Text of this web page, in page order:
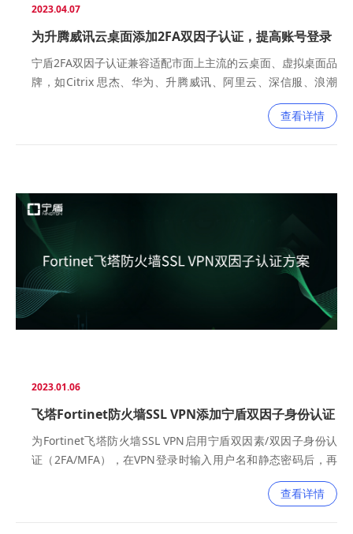
2023.04.07
为升腾威讯云桌面添加2FA双因子认证，提高账号登录
安全性
宁盾2FA双因子认证兼容适配市面上主流的云桌面、虚拟桌面品
牌，如Citrix 思杰、华为、升腾威讯、阿里云、深信服、浪潮
云等，丰富的云桌面2FA双因子认证解决方案与落地应用助力企
查看详情
2023.01.06
飞塔Fortinet防火墙SSL VPN添加宁盾双因子身份认证
（2FA）方案
为Fortinet飞塔防火墙SSL VPN启用宁盾双因素/双因子身份认
证（2FA/MFA），在VPN登录时输入用户名和静态密码后，再
输入动态密码进行二次身份认证，可以增强账号安全性，降低
查看详情